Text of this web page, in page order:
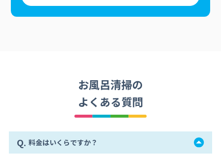
お風呂清掃の
よくある質問
Q. 料金はいくらですか？